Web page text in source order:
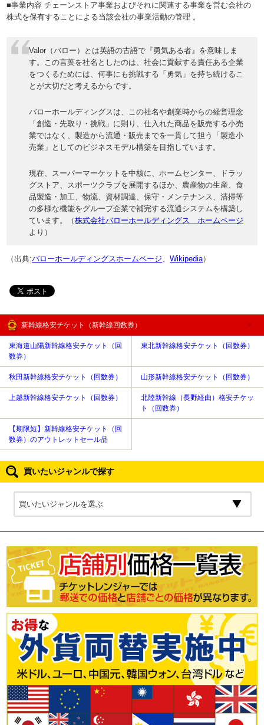
■事業内容 チェーンストア事業およびそれに関連する事業を営む会社の
株式を保有することによる当該会社の事業活動の管理 。
Valor（バロー）とは英語の古語で『勇気ある者』を意味しま
す。この言葉を社名としたのは、社会に貢献する責任ある企業
をつくるためには、何事にも挑戦する「勇気」を持ち続けるこ
とが大切だと考えるからです。
バローホールディングスは、この社名や創業時からの経営理念
「創造・先取り・挑戦」に則り、仕入れた商品を販売する小売
業ではなく、製造から流通・販売までを一貫して担う「製造小
売業」としてのビジネスモデル構築を目指しています。
現在、スーパーマーケットを中核に、ホームセンター、ドラッ
グストア、スポーツクラブを展開するほか、農産物の生産、食
品製造・加工、物流、資材調達、保守・メンテナンス、清掃等
の多様な機能をグループ企業で補完する流通システムを構築し
ています。（株式会社バローホールディングス ホームページ
より）
（出典:バローホールディングスホームページ、Wikipedia）
新幹線格安チケット（新幹線回数券）
東海道山陽新幹線格安チケット（回
数券）
東北新幹線格安チケット（回数券）
秋田新幹線格安チケット（回数券） 山形新幹線格安チケット（回数券）
上越新幹線格安チケット（回数券）
北陸新幹線（長野経由）格安チケッ
ト（回数券）
【期限短】新幹線格安チケット（回
数券）のアウトレットセール品
買いたいジャンルで探す